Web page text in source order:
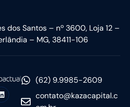
dos Santos – nº 3600, Loja 12 –
– MG, 38411-106
(62) 9.9985-2609
contato@kazacapital.c